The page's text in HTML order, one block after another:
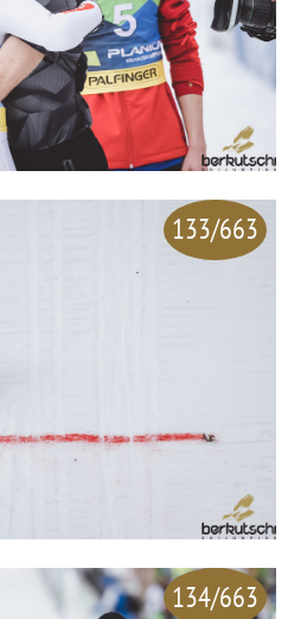
133/663
134/663